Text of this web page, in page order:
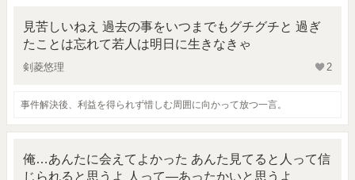
見苦しいねえ 過去の事をいつまでもグチグチと 過ぎ
たことは忘れて若人は明日に生きなきゃ
剣菱悠理 2
事件解決後、利益を得られず惜しむ周囲に向かって放つ一言。
俺…あんたに会えてよかった あんた見てると人って信
じられると思うよ 人って―あったかいと思うよ